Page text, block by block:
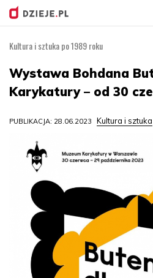
Kultura i sztuka po 1989 roku
Wystawa Bohdana
Karykatury – od 30
PUBLIKACJA: 28.06.2023 Kultura i sztuka